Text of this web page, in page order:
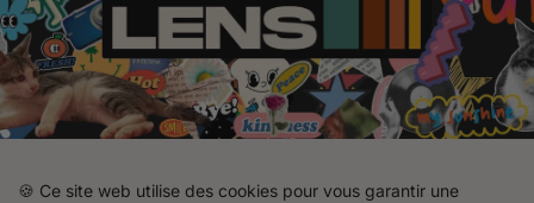
🍪 Ce site web utilise des cookies pour vous garantir une